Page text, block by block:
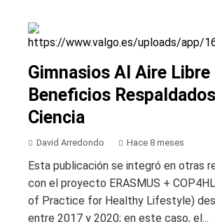
Gimnasios Al Aire Libre
Beneficios
Ciencia
David Arredondo Hace 8 meses
Esta publicación se integró en otras
con el proyecto ERASMUS +
of Practice for Healthy Lifestyle)
entre 2017 y 2020; en este caso, el...